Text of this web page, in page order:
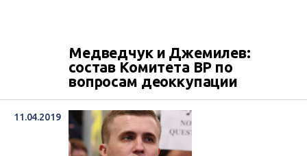
Медведчук и Джемилев:
состав Комитета ВР по
вопросам деоккупации
11.04.2019